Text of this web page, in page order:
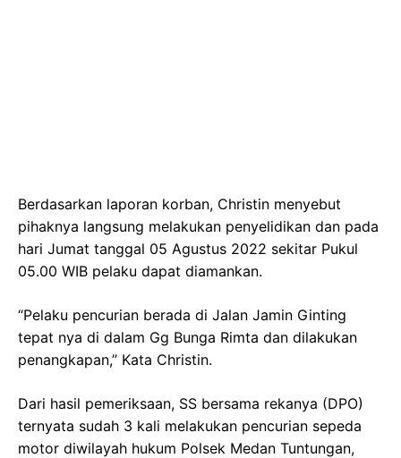
Berdasarkan laporan korban, Christin menyebut
pihaknya langsung melakukan penyelidikan dan pada
hari Jumat tanggal 05 Agustus 2022 sekitar Pukul
05.00 WIB pelaku dapat diamankan.
“Pelaku pencurian berada di Jalan Jamin Ginting
tepat nya di dalam Gg Bunga Rimta dan dilakukan
penangkapan,” Kata Christin.
Dari hasil pemeriksaan, SS bersama rekanya (DPO)
ternyata sudah 3 kali melakukan pencurian sepeda
motor diwilayah hukum Polsek Medan Tuntungan,